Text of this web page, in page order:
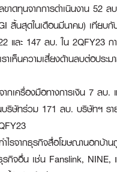
าดทุนจากการดำเนินงาน 52
สิ้นสุดในเดือนมีนาคม) เทียบ
และ 147 ลบ. ใน 2QFY23 ก
ราเห็นความเสี่ยงด้านลบต่อประ
เครื่องมือทางการเงิน 7 ลบ. แ
บริษัทร่วม 171 ลบ. บริษัทฯ รา
ไรจากธุรกิจสื่อโฆษณานอกบ้า
รกิจอื่น เช่น Fanslink, NINE,